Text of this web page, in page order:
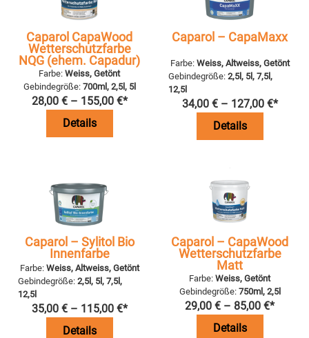
Caparol CapaWood
Wetterschutzfarbe
NQG (ehem. Capadur)
Farbe: Weiss, Getönt
Gebindegröße: 700ml, 2,5l, 5l
28,00 €– 155,00 €*
Details
Caparol – CapaMaxx
Farbe: Weiss, Altweiss, Getönt
Gebindegröße: 2,5l, 5l, 7,5l,
12,5l
34,00 €– 127,00 €*
Details
Caparol – Sylitol Bio
Innenfarbe
Farbe: Weiss, Altweiss, Getönt
Gebindegröße: 2,5l, 5l, 7,5l,
12,5l
35,00 €– 115,00 €*
Details
Caparol – CapaWood
Wetterschutzfarbe
Matt
Farbe: Weiss, Getönt
Gebindegröße: 750ml, 2,5l
29,00 € – 85,00 €*
Details